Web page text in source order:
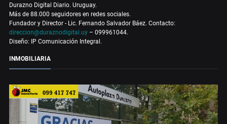
Durazno Digital Diario. Uruguay.
Más de 88.000 seguidores en redes sociales.
Fundador y Director - Lic. Fernando Salvador Báez. Contacto:
direccion@duraznodigital.uy – 099961044.
Diseño: IP Comunicación Integral.
INMOBILIARIA